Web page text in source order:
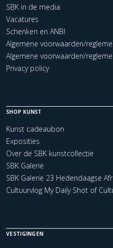
SBK in de media
Vacatures
Schenken en ANBI
Algemene voorwaarden/
Algemene voorwaarden/
Privacy policy
SHOP KUNST
Kunst cadeaubon
Exposities
Over de SBK kunstcollectie
SBK Galerie
SBK Galerie 23 Hedendaagse
Cultuurvlog My Daily Shot of
VESTIGINGEN